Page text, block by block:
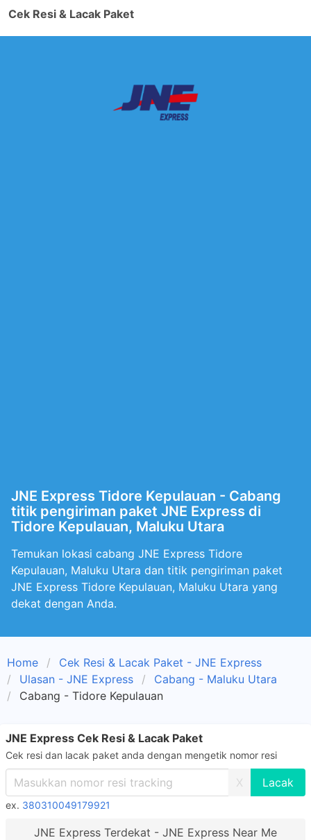
Cek Resi & Lacak Paket
JNE Express Tidore Kepulauan - Cabang
titik pengiriman paket JNE Express di
Tidore Kepulauan, Maluku Utara
Temukan lokasi cabang JNE Express Tidore
Kepulauan, Maluku Utara dan titik pengiriman paket
JNE Express Tidore Kepulauan, Maluku Utara yang
dekat dengan Anda.
Home
Cek Resi & Lacak Paket - JNE Express
Ulasan - JNE Express
Cabang - Maluku Utara
Cabang - Tidore Kepulauan
JNE Express Cek Resi & Lacak Paket
Cek resi dan lacak paket anda dengan mengetik nomor resi
X
ex. 380310049179921
JNE Express Terdekat - JNE Express Near Me